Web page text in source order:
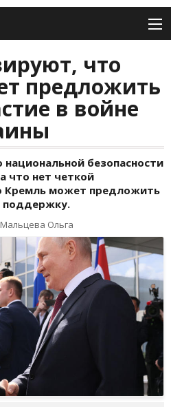
что
предложить
в войне
национальной безопасности
что нет четкой
Кремль может предложить
поддержку.
Ольга